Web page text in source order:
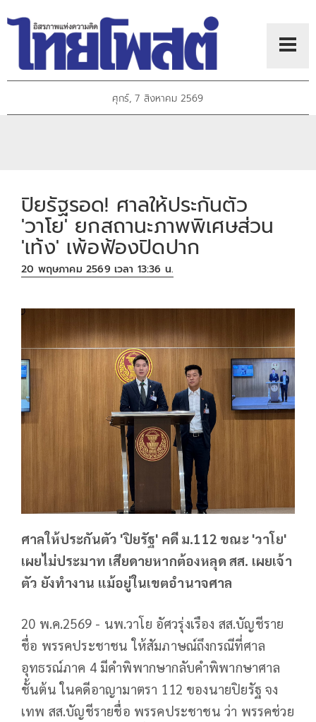
ศุกร์, 7 สิงหาคม 2569
ปิยรัฐรอด! ศาลให้ประกันตัว
'วาโย' ยกสถานะภาพพิเศษส่วน
'เท้ง' เพ้อฟ้องปิดปาก
20 พฤษภาคม 2569 เวลา 13:36 น.
ศาลให้ประกันตัว 'ปิยรัฐ' คดี ม.112 ขณะ 'วาโย'
เผยไม่ประมาท เสียดายหากต้องหลุด สส. เผยเจ้า
ตัว ยังทำงาน แม้อยู่ในเขตอำนาจศาล
20 พ.ค.2569 - นพ.วาโย อัศวรุ่งเรือง สส.บัญชีราย
ชื่อ พรรคประชาชน ให้สัมภาษณ์ถึงกรณีที่ศาล
อุทธรณ์ภาค 4 มีคำพิพากษากลับคำพิพากษาศาล
ชั้นต้น ในคดีอาญามาตรา 112 ของนายปิยรัฐ จง
เทพ สส.บัญชีรายชื่อ พรรคประชาชน ว่า พรรคช่วย